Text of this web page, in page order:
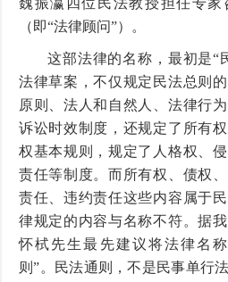
魏振瀛四位民法教授担任专家
（即“法律顾问”）。
这部法律的名称，最初是“
法律草案，不仅规定民法总则
原则、法人和自然人、法律行为
诉讼时效制度，还规定了所有
权基本规则，规定了人格权、
责任等制度。而所有权、债权
责任、违约责任这些内容属于
律规定的内容与名称不符。据
怀栻先生最先建议将法律名
则”。民法通则，不是民事单行